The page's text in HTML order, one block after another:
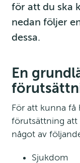
för att du ska
nedan följer
dessa.
En
För att kunna få
förutsättning att
något av
Sjukdom